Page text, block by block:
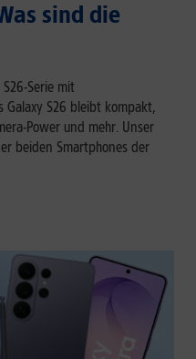
sind die
Serie mit
Galaxy S26 bleibt kompakt,
Power und mehr. Unser
beiden Smartphones der